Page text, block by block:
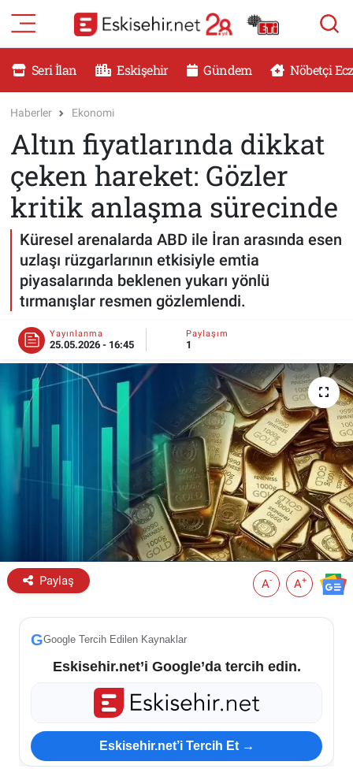
Seri İlan Eskişehir Gündem Nöbetçi
Haberler Ekonomi
Altın fiyatlarında dikkat
çeken hareket: Gözler
kritik anlaşma sürecinde
Küresel arenalarda ABD ile İran arasında esen
uzlaşı rüzgarlarının etkisiyle emtia
piyasalarında beklenen yukarı yönlü
tırmanışlar resmen gözlemlendi.
Yayınlanma
25.05.2026 - 16:45
Paylaşım
1
Paylaş A- A+
GGoogle Tercih Edilen Kaynaklar
Eskisehir.net’i Google’da tercih edin.
Eskisehir.net’i Tercih Et →
RESMİ İLANLAR
DÜNYA
SAĞLIK
MAGAZİN
KADIN
TEKNOLOJİ
YEMEK
ESKİŞEHİR NÖBETÇİ ECZANELER
Eskişehir Haber İçerikleri
Eskişehir Hava Durumu
Eskişehir Tramvay Saatleri
Eskişehir Otobüs Saatleri
Eskişehir Nöbetçi Eczaneler
Eskişehir Namaz Vakitleri
Eskişehir Trafik Yoğunluk Haritası
Süper Lig Puan Durumu ve Fikstür
Tüm Manşetler
Son Dakika Haberleri
Haber Arşivi